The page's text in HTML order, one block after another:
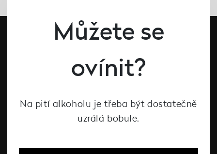
#dcntjelaska
Bílé víno
Můžete se
ovínit?
Na pití alkoholu je třeba být dostatečně
uzrálá bobule.